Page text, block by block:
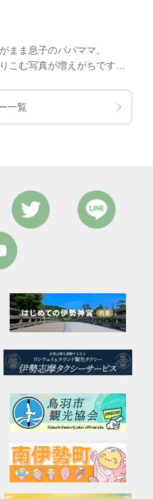
まま息子のパパママ。
こむ写真が増えがちです
一覧